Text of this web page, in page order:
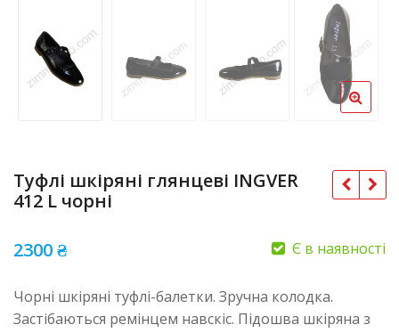
Туфлі шкіряні глянцеві INGVER
412 L чорні
2300₴ Є в наявності
Чорні шкіряні туфлі-балетки. Зручна колодка.
Застібаються ремінцем навскіс. Підошва шкіряна з